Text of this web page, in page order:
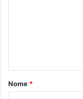
Nome *